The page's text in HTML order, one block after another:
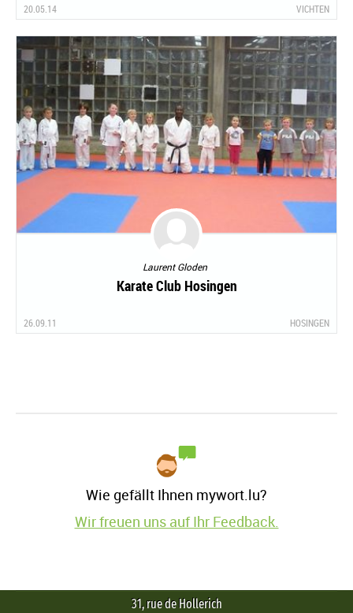
20.05.14 VICHTEN
Laurent Gloden
Karate Club Hosingen
26.09.11 HOSINGEN
Wie gefällt Ihnen mywort.lu?
Wir freuen uns auf Ihr Feedback.
31, rue de Hollerich